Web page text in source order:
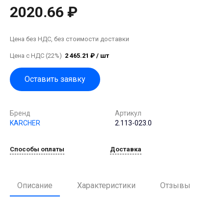
2020.66 ₽
Цена без НДС, без стоимости доставки
Цена с НДС (22%) 2 465.21 ₽ / шт
Оставить заявку
Бренд
KARCHER
Артикул
2.113-023.0
Способы оплаты Доставка
Описание Характеристики Отзывы